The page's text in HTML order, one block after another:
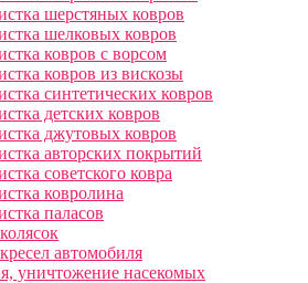
шерстяных ковров
шелковых ковров
ковров с ворсом
ковров из вискозы
синтетических ковров
детских ковров
джутовых ковров
авторских покрытий
советского ковра
ковролина
паласов
автомобиля
уничтожение насекомых